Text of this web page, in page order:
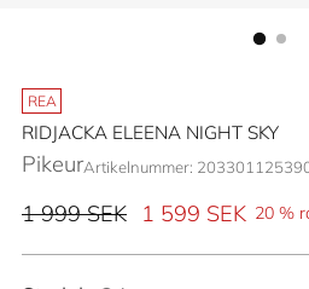
REA
RIDJACKA ELEENA NIGHT SKY
PikeurArtikelnummer:
Ordinarie
1 999 SEK 1 599 SEK 20 %